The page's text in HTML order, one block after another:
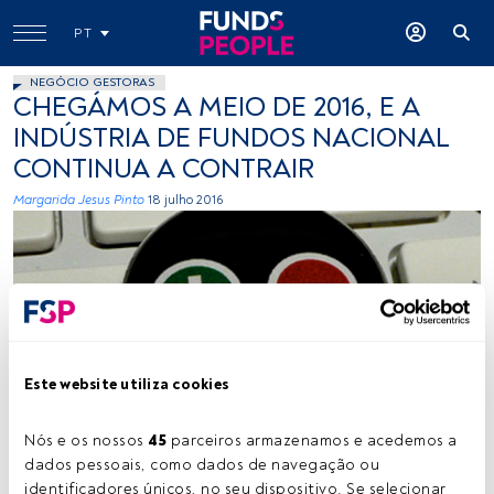
Este website utiliza cookies
Nós e os nossos 45 parceiros armazenamos e acedemos a
dados pessoais, como dados de navegação ou
identificadores únicos, no seu dispositivo. Se selecionar
PT
NEGÓCIO GESTORAS
CHEGÁMOS A MEIO DE 2016, E A
INDÚSTRIA DE FUNDOS NACIONAL
CONTINUA A CONTRAIR
Margarida Jesus Pinto 18 julho 2016
Tempo de leitura:1 min.